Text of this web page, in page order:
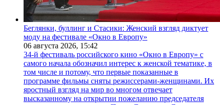
Беглянки, буллинг и Стасики: Женский взгляд диктует
моду на фестивале «Окно в Европу»
06 августа 2026, 15:42
34-й фестиваль российского кино «Окно в Европу» с
самого начала обозначил интерес к женской тематике, в
том числе и потому, что первые показанные в
программе фильмы сняты режиссерами-женщинами. Их
яростный взгляд на мир во многом отвечает
высказанному на открытии пожеланию председателя